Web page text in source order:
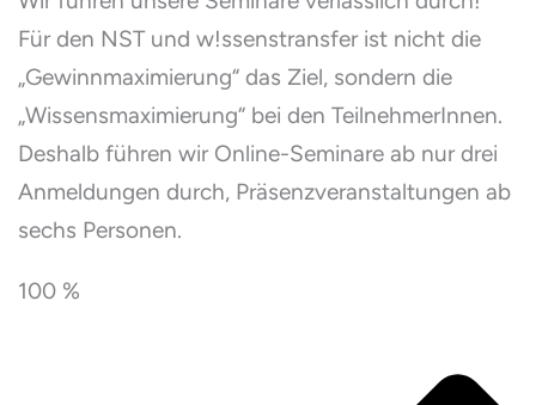
Für den NST und w!ssenstransfer ist nicht die
„Gewinnmaximierung“ das Ziel, sondern die
„Wissensmaximierung“ bei den TeilnehmerInnen.
Deshalb führen wir Online-Seminare ab nur drei
Anmeldungen durch, Präsenzveranstaltungen ab
sechs Personen.
100 %